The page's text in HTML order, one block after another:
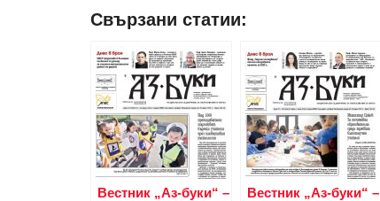
Свързани статии:
Вестник „Аз-буки“ –
Вестник „Аз-буки“ –